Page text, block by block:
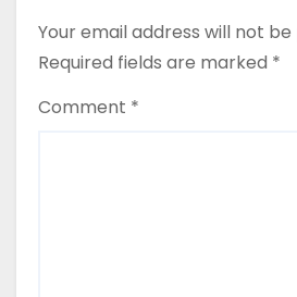
Your email address will not be
Required fields are marked *
Comment *